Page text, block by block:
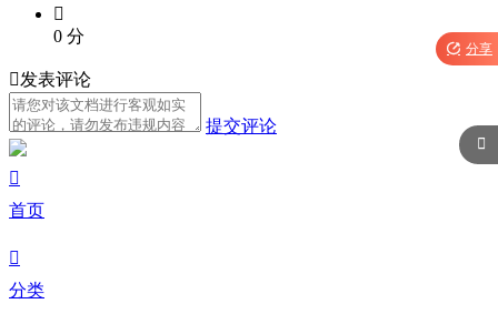

0 分
发表评论
提交评论
 分享


首页

分类